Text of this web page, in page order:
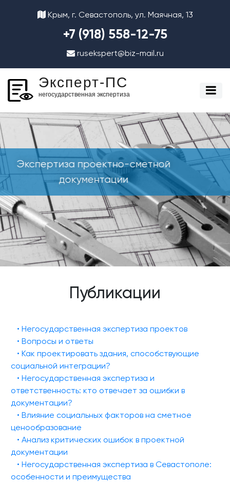
Крым, г. Севастополь, ул. Маячная, 13
+7 (918) 558-12-75
rusekspert@biz-mail.ru
Эксперт-ПС
негосударственная экспертиза
сметной
Проверка
стоимости
Публикации
• Негосударственная экспертиза проектов
• Вопросы и ответы
• Как проектировать здания, способствующие
социальной интеграции?
• Негосударственная экспертиза и
ответственность: кто отвечает за ошибки в
документации?
• Влияние социальных факторов на сметное
ценообразование
• Анализ критических ошибок в проектной
документации
• Негосударственная экспертиза в Севастополе:
особенности и преимущества